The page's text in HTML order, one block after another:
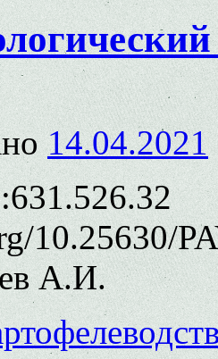
14.04.2021
10.25630/
А.И.